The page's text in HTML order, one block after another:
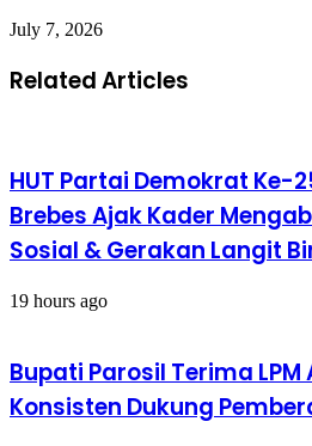
July 7, 2026
Related Articles
HUT Partai Demokrat Ke-
Brebes Ajak Kader
Sosial & Gerakan Langit
19 hours ago
Bupati Parosil Terima
Konsisten Dukung